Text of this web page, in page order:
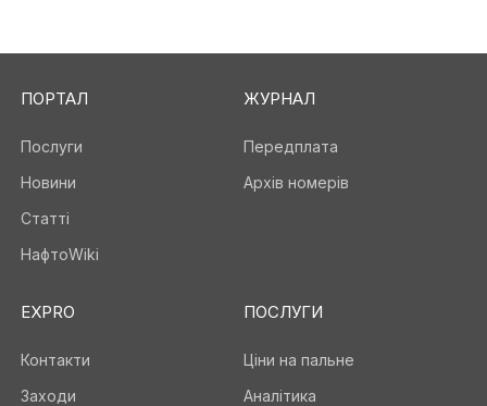
ПОРТАЛ
Послуги
Новини
Статті
НафтоWiki
ЖУРНАЛ
Передплата
Архів номерів
EXPRO
Контакти
Заходи
ПОСЛУГИ
Ціни на пальне
Аналітика